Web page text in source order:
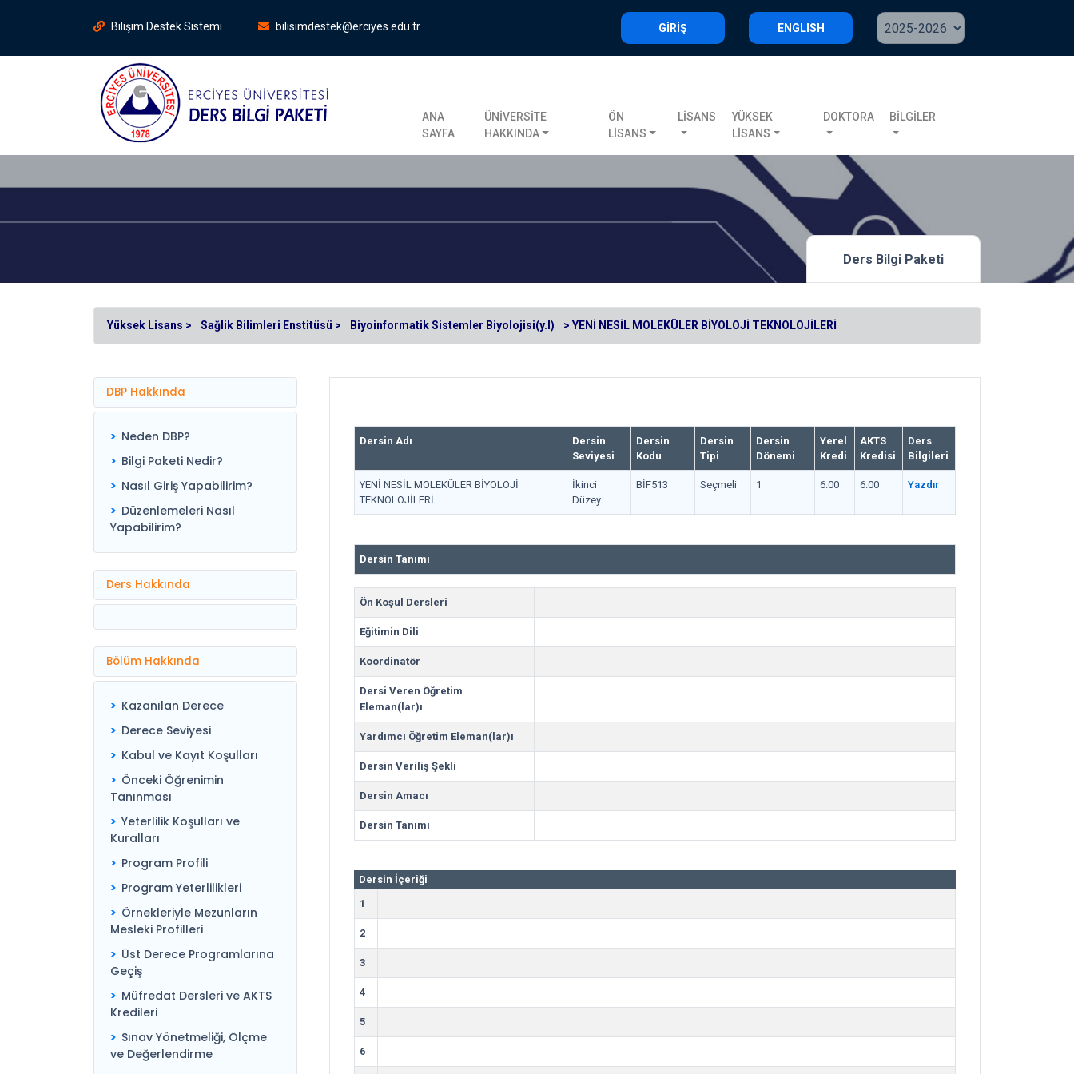
Bilişim Destek Sistemi bilisimdestek@erciyes.edu.tr ENGLISH
GİRİŞ
ANA
SAYFA
ÜNİVERSİTE
HAKKINDA
ÖN
LİSANS
LİSANS
YÜKSEK
LİSANS
DOKTORA BİLGİLER
Ders Bilgi Paketi
Yüksek Lisans > Sağlik Bilimleri Enstitüsü > Biyoinformatik Sistemler Biyolojisi(y.l) > YENİ NESİL MOLEKÜLER BİYOLOJİ TEKNOLOJİLERİ
DBP Hakkında
Neden DBP?
Bilgi Paketi Nedir?
Nasıl Giriş Yapabilirim?
Düzenlemeleri Nasıl
Yapabilirim?
Ders Hakkında
Bölüm Hakkında
Kazanılan Derece
Derece Seviyesi
Kabul ve Kayıt Koşulları
Önceki Öğrenimin
Tanınması
Yeterlilik Koşulları ve
Kuralları
Program Profili
Program Yeterlilikleri
Örnekleriyle Mezunların
Mesleki Profilleri
Üst Derece Programlarına
Geçiş
Müfredat Dersleri ve AKTS
Kredileri
Sınav Yönetmeliği, Ölçme
ve Değerlendirme
Dersin Adı
Dersin
Seviyesi
Dersin
Kodu
Dersin
Tipi
Dersin
Dönemi
Yerel
Kredi
AKTS
Kredisi
Ders
Bilgileri
YENİ NESİL MOLEKÜLER BİYOLOJİ
TEKNOLOJİLERİ
İkinci
Düzey
BİF513 Seçmeli 1 6.00 6.00 Yazdır
Dersin Tanımı
Ön Koşul Dersleri
Eğitimin Dili
Koordinatör
Dersi Veren Öğretim
Eleman(lar)ı
Yardımcı Öğretim Eleman(lar)ı
Dersin Veriliş Şekli
Dersin Amacı
Dersin Tanımı
Dersin İçeriği
1
2
3
4
5
6